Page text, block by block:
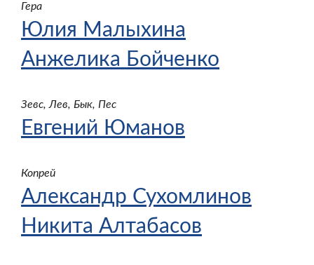
Гера
Юлия Малыхина
Анжелика Бойченко
Зевс, Лев, Бык, Пес
Евгений Юманов
Копрей
Александр Сухомлинов
Никита Алтабасов